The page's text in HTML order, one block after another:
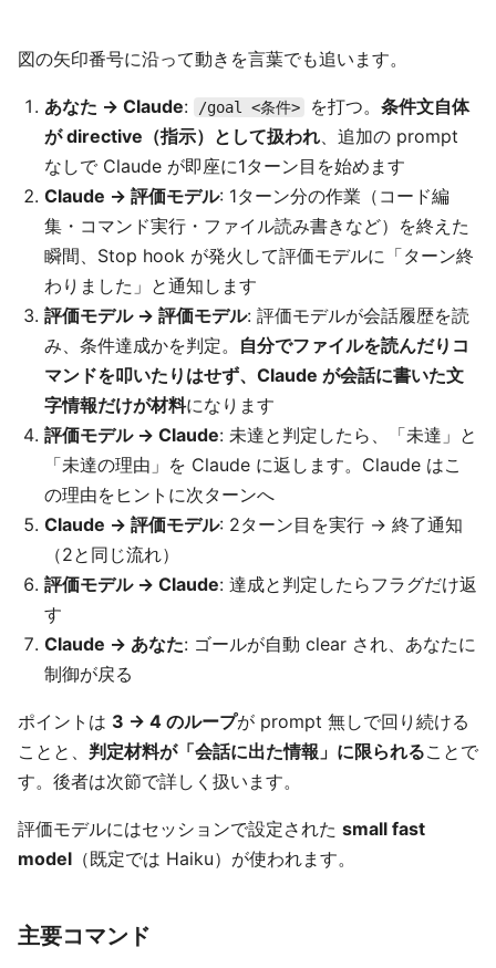
図の矢印番号に沿って動きを言葉でも追います。
あなた → Claude: /goal <条件> を打つ。 条件文自体
が directive（指示）として扱われ、追加の prompt
なしで Claude が即座に1ターン目を始めます
Claude → 評価モデル: 1ターン分の作業（コード編
集・コマンド実行・ファイル読み書きなど）を終えた
瞬間、Stop hook が発火して評価モデルに「ターン終
わりました」と通知します
評価モデル → 評価モデル: 評価モデルが会話履歴を読
み、条件達成かを判定。 自分でファイルを読んだりコ
マンドを叩いたりはせず、Claude が会話に書いた文
字情報だけが材料になります
評価モデル → Claude: 未達と判定したら、「未達」と
「未達の理由」を Claude に返します。Claude はこ
の理由をヒントに次ターンへ
Claude → 評価モデル: 2ターン目を実行 → 終了通知
（2と同じ流れ）
評価モデル → Claude: 達成と判定したらフラグだけ返
す
Claude → あなた: ゴールが自動 clear され、あなたに
制御が戻る
ポイントは 3 → 4 のループが prompt 無しで回り続ける
ことと、 判定材料が「会話に出た情報」に限られることで
す。後者は次節で詳しく扱います。
評価モデルにはセッションで設定された small fast
model （既定では Haiku）が使われます。
主要コマンド